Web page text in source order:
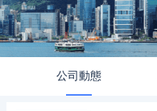
公司動態